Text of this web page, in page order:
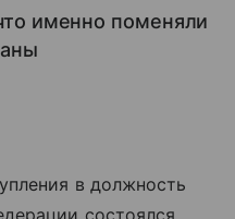
именно поменяли
в должность
состоялся